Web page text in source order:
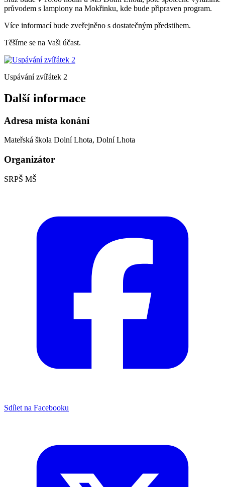
průvodem s lampiony na Mokřinku, kde bude připraven program.
Více informací bude zveřejněno s dostatečným předstihem.
Těšíme se na Vaši účast.
Uspávání zvířátek 2
Další informace
Adresa místa konání
Mateřská škola Dolní Lhota, Dolní Lhota
Organizátor
SRPŠ MŠ
Sdílet na Facebooku